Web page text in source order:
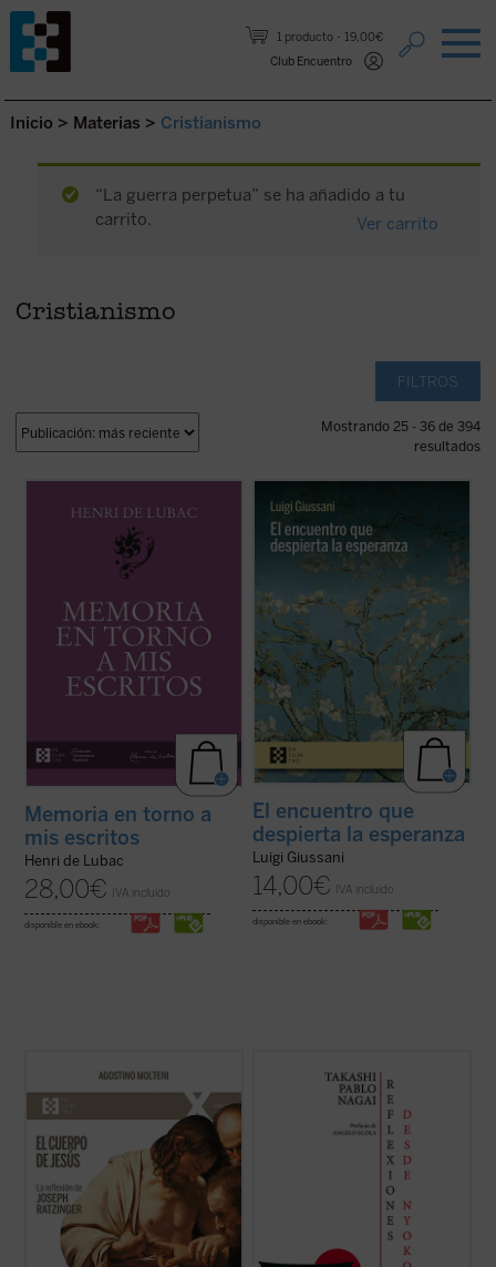
1 producto
19,00€
Club Encuentro
Saltar al contenido.
Inicio > Materias > Cristianismo
“La guerra perpetua” se ha añadido a tu
carrito.
Ver carrito
Cristianismo
FILTROS
Mostrando 25 - 36 de 394
resultados
primeros veinte años yMemoria en torno a
. Ambas Memorias nos
permiten conocer la vida y la obra de Henri
de Lubac desde su nacimiento en 1896
hasta el final de su período militar ...
Memoria en torno a
mis escritos
Henri de Lubac
28,00€ IVA incluido
disponible en ebook:
diálogo en asamblea y la síntesis, hasta
ahora inéditos, de Luigi Giussani con
jóvenes universitarios de Comunión y
Liberación en 1985. Giussani propone una
inversión de perspectiva: las necesidades
El encuentro que
despierta la esperanza
Luigi Giussani
14,00€ IVA incluido
disponible en ebook:
simples como profundas: ¿qué significa
que Jesús tuvo un cuerpo como el
nuestro? ¿Cómo pensó Joseph Ratzinger
el cuerpo de Jesús? No como un detalle
más de la fe cristiana, sino como una clave
para ...(ver ficha)
serie de escritos breves, meditaciones y
cartas suyas que conforman una obra
valiosísima para seguir, a través de una
intimidad familiar con él, los pasos de
Takashi hacia el encuentro final con ...